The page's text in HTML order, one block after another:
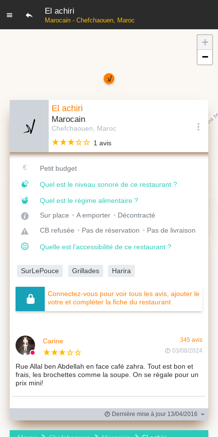
El achiri
Marocain - Chefchaouen, Maroc
El achiri
Marocain
Chefchaouen, Maroc
1 avis
Petit budget
Quel est le niveau sonore de ce restaurant ?
Quel est le régime alimentaire ?
Sur place
A emporter
Décontracté
CB refusée
Pas de réservation Pas de livraison
Quelle est l'accessibilité de ce restaurant ?
SurLePouce Grillades Harira
Connectez-vous pour voir tous les avis, ajouter le
votre et compléter la fiche du restaurant
Carine
345 avis
03/08/2024
Rue Allal ben Abdellah en face café zahra. Tout est bon et
frais, les brochettes comme la soupe. On se régale pour un
prix mini!
Dernière mise à jour 13/04/2016
+
−